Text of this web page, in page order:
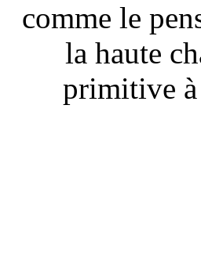
comme le
la haute
primitive à